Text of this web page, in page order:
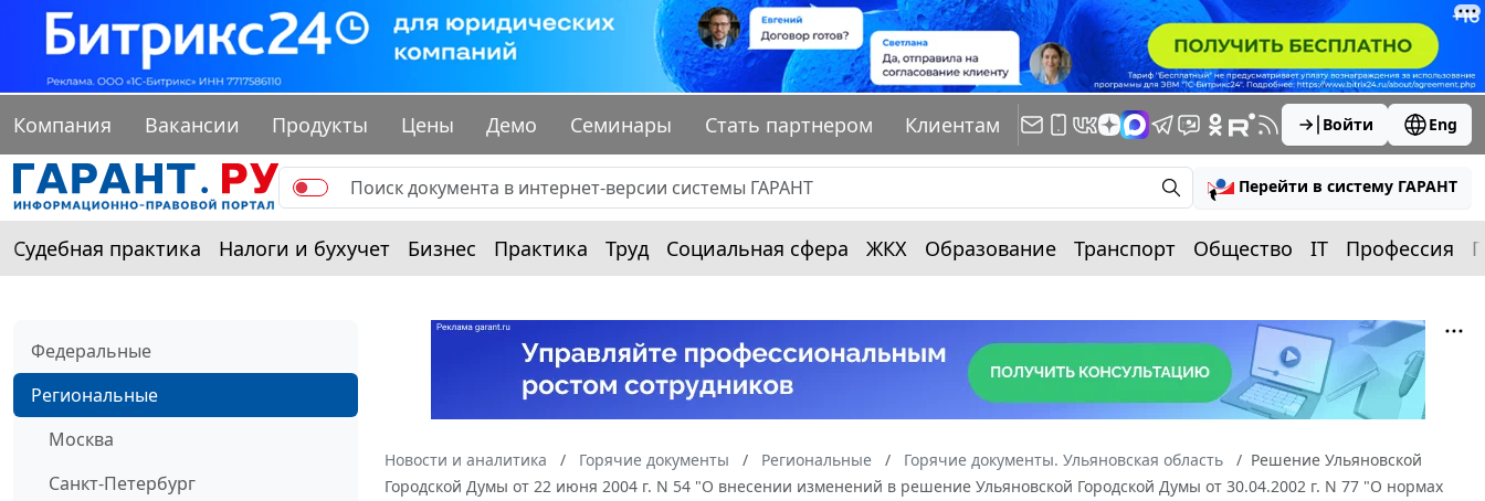
Компания Вакансии Продукты Цены Демо Семинары Стать партнером Клиентам Войти Eng
Перейти в систему ГАРАНТ
Судебная практика Налоги и бухучет Бизнес Практика Труд Социальная сфера ЖКХ Образование Транспорт Общество IT Профессия
Федеральные
Региональные
Москва
Санкт-Петербург
Новости и аналитика Горячие документы Региональные Горячие документы. Ульяновская область
Решение Ульяновской
Городской Думы от 22 июня 2004 г. N 54 "О внесении изменений в решение Ульяновской Городской Думы от 30.04.2002 г. N 77 "О нормах